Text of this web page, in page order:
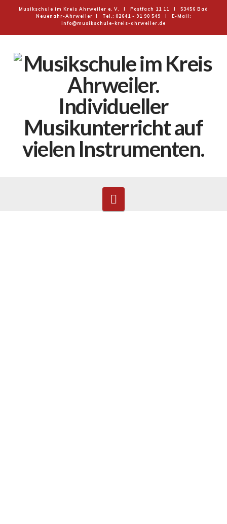
Musikschule im Kreis Ahrweiler e. V. I Postfach 11 11 I 53456 Bad
Neuenahr-Ahrweiler I Tel.: 02641 - 91 90 549 I E-Mail:
info@musikschule-kreis-ahrweiler.de
MUSIKSCHULE
KREIS
AHRWEILER
Navigation